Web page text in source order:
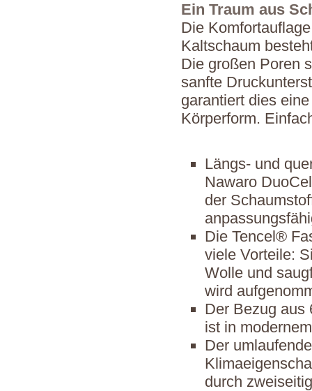
Ein Traum aus
Die
Kaltschaum
Die großen Poren
sanfte
garantiert dies
Körperform.
Längs- und
Nawaro
der
Die Tencel®
viele Vorteile:
Wolle und
wird
Der Bezug aus
ist in
Der
durch